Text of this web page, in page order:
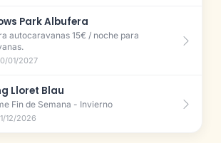
Park Albufera
autocaravanas 15€ / noche para
01/2027
Lloret Blau
Fin de Semana - Invierno
12/2026